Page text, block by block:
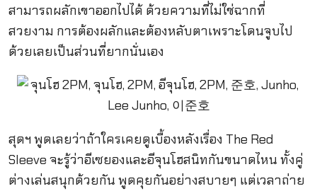
สามารถผลักเขาออกไปได้ ด้วยความที่ไม่ใช่ฉากที่
สวยงาม การต้องผลักและต้องหลับตาเพราะโดนจูบไป
ด้วยเลยเป็นส่วนที่ยากนั่นเอง
สุดฯ พูดเลยว่าถ้าใครเคยดูเบื้องหลังเรื่อง The Red
Sleeve จะรู้ว่าอีเซยองและอีจุนโฮสนิทกันขนาดไหน ทั้งคู่
ต่างเล่นสนุกด้วยกัน พูดคุยกันอย่างสบายๆ แต่เวลาถ่าย